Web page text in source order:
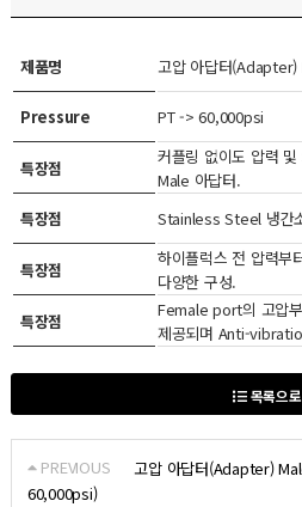
제품명 고압 아답터
Pressure PT -> 60,000psi
특장점
커플링 없이도 압력
Male 아답터.
특장점
Stainless Steel 냉간
특장점
하이플럭스 전 압력
다양한 구성.
특장점
Female port의 고압
제공되며 Anti-
목록으로
PREVIOUS
고압 아답터(Adapter)
60,000psi)